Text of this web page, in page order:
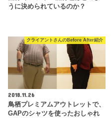
うに決められているのか？
クライアントさんのBefore After紹介
2018.11.26
鳥栖プレミアムアウトレットで、
GAPのシャツを使ったおしゃれ